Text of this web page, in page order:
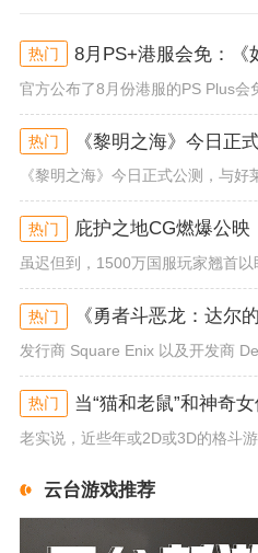
热门
热门 《黎明之海》今日正
热门
热门
热门 当“猫和老鼠”和神奇
云台游戏推荐